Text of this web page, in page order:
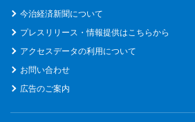
今治経済新聞について
プレスリリース・情報提供はこちらから
アクセスデータの利用について
お問い合わせ
広告のご案内